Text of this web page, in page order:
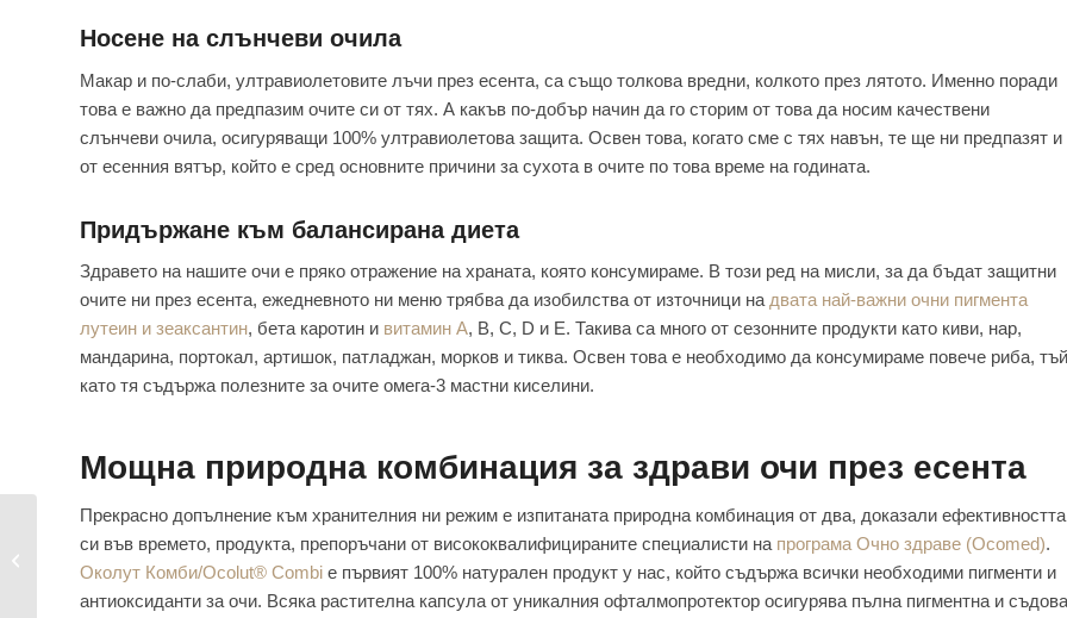
Носене на слънчеви очила
Макар и по-слаби, ултравиолетовите лъчи през есента, са също толкова вредни, колкото през лятото. Именно поради
това е важно да предпазим очите си от тях. А какъв по-добър начин да го сторим от това да носим качествени
слънчеви очила, осигуряващи 100% ултравиолетова защита. Освен това, когато сме с тях навън, те ще ни предпазят и
от есенния вятър, който е сред основните причини за сухота в очите по това време на годината.
Придържане към балансирана диета
Здравето на нашите очи е пряко отражение на храната, която консумираме. В този ред на мисли, за да бъдат защитни
очите ни през есента, ежедневното ни меню трябва да изобилства от източници на двата най-важни очни пигмента
лутеин и зеаксантин, бета каротин и витамин А, B, С, D и Е. Такива са много от сезонните продукти като киви, нар,
мандарина, портокал, артишок, патладжан, морков и тиква. Освен това е необходимо да консумираме повече риба, тъй
като тя съдържа полезните за очите омега-3 мастни киселини.
Мощна природна комбинация за здрави очи през есента
Прекрасно допълнение към хранителния ни режим е изпитаната природна комбинация от два, доказали ефективността
си във времето, продукта, препоръчани от висококвалифицираните специалисти на програма Очно здраве (Ocomed).
Околут Комби/Ocolut® Combi е първият 100% натурален продукт у нас, който съдържа всички необходими пигменти и
антиоксиданти за очи. Всяка растителна капсула от уникалния офталмопротектор осигурява пълна пигментна и съдова
средиземноморска...